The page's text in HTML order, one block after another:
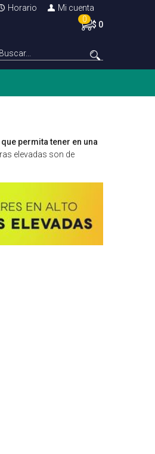
Horario
Mi cuenta
0
$ 0
permita tener en una
elevadas son de